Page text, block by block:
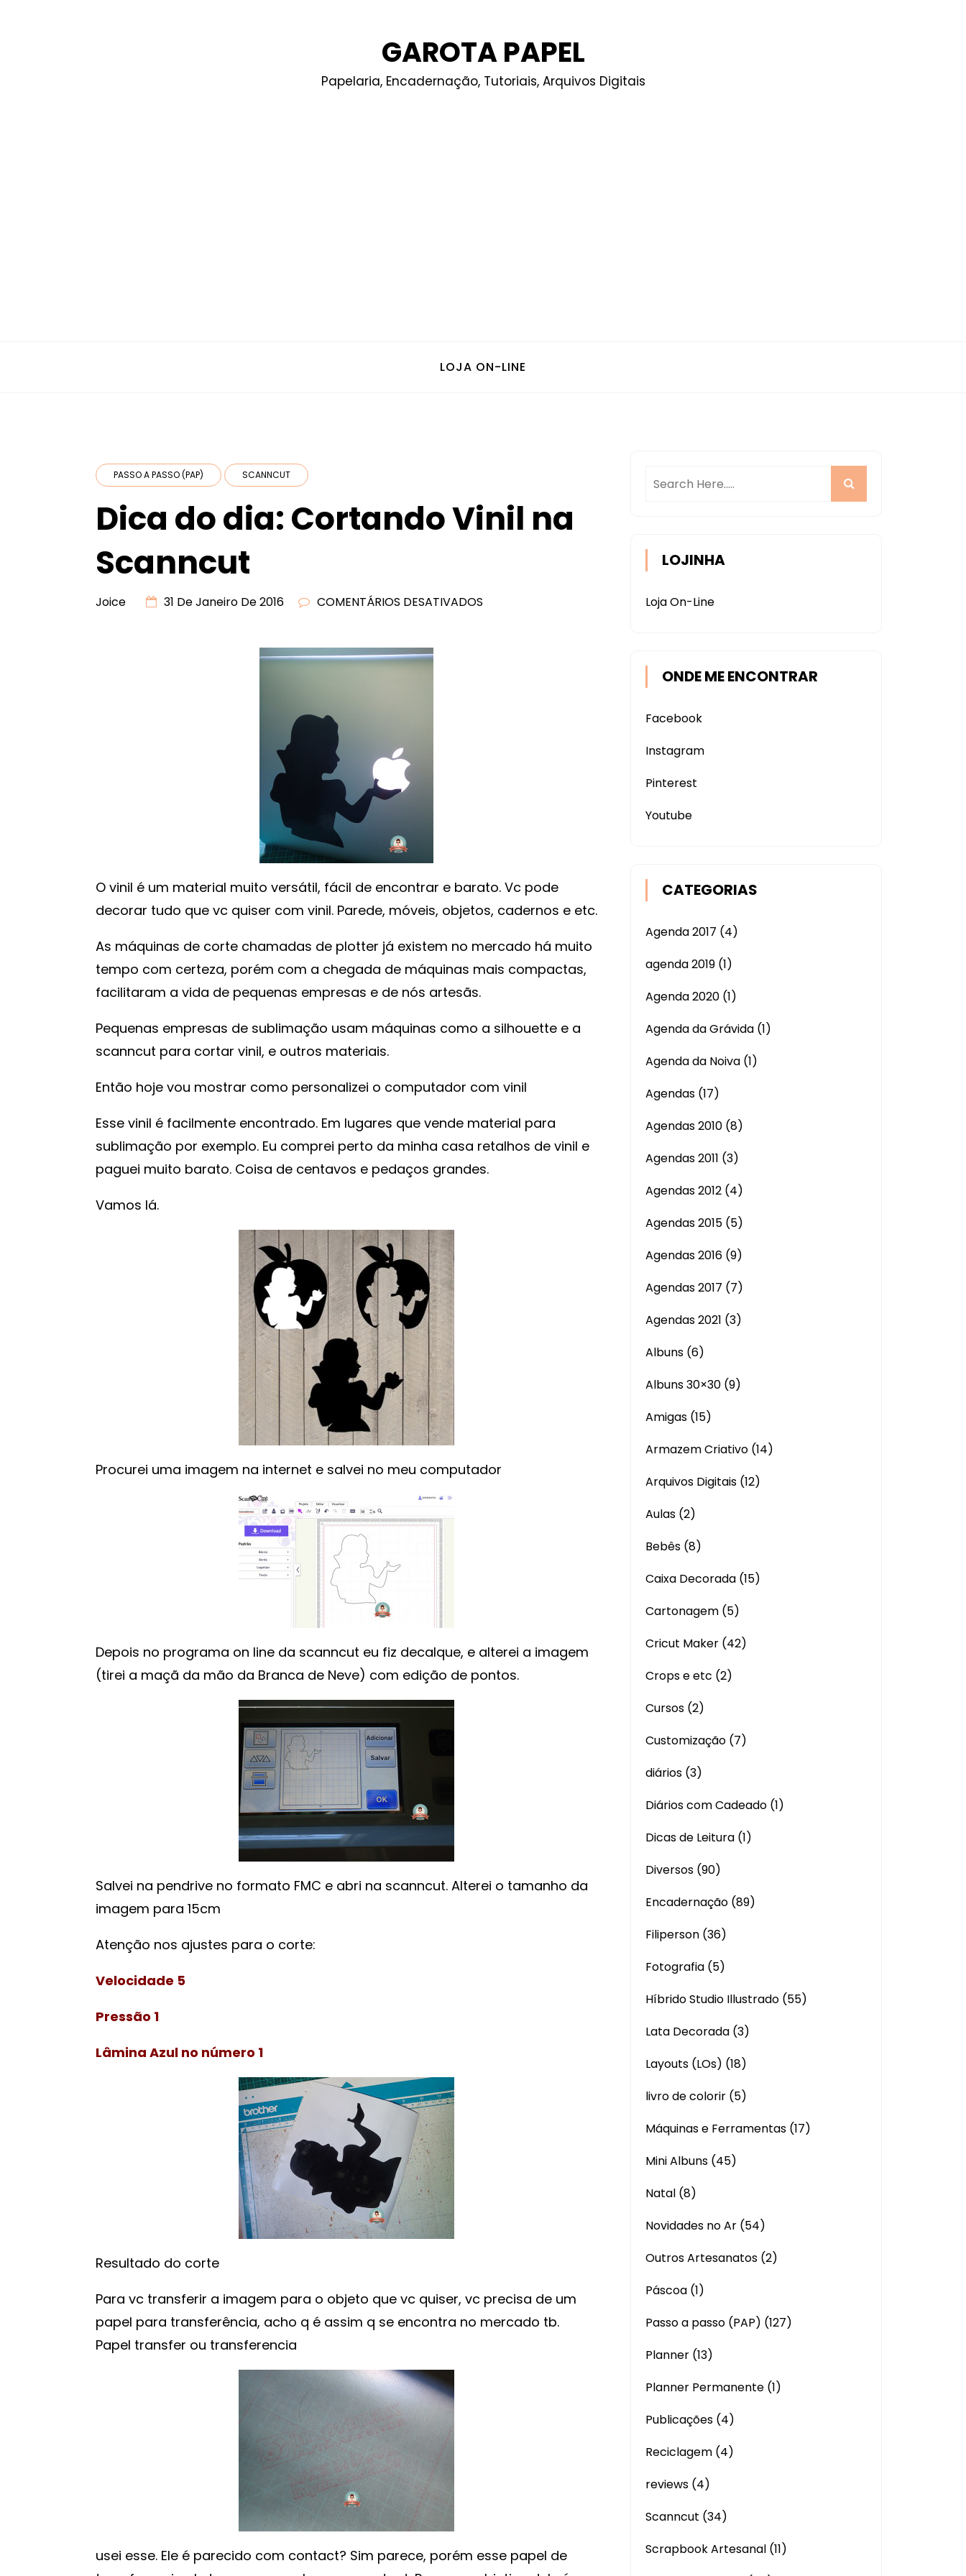
GAROTA PAPEL
Papelaria, Encadernação, Tutoriais, Arquivos Digitais
LOJA ON-LINE
PASSO A PASSO (PAP) SCANNCUT
Dica do dia: Cortando Vinil na
Scanncut
Joice 31 De Janeiro De 2016 COMENTÁRIOS DESATIVADOS
O vinil é um material muito versátil, fácil de encontrar e barato. Vc pode
decorar tudo que vc quiser com vinil. Parede, móveis, objetos, cadernos e etc.
As máquinas de corte chamadas de plotter já existem no mercado há muito
tempo com certeza, porém com a chegada de máquinas mais compactas,
facilitaram a vida de pequenas empresas e de nós artesãs.
Pequenas empresas de sublimação usam máquinas como a silhouette e a
scanncut para cortar vinil, e outros materiais.
Então hoje vou mostrar como personalizei o computador com vinil
Esse vinil é facilmente encontrado. Em lugares que vende material para
sublimação por exemplo. Eu comprei perto da minha casa retalhos de vinil e
paguei muito barato. Coisa de centavos e pedaços grandes.
Vamos lá.
Procurei uma imagem na internet e salvei no meu computador
Depois no programa on line da scanncut eu fiz decalque, e alterei a imagem
(tirei a maçã da mão da Branca de Neve) com edição de pontos.
Salvei na pendrive no formato FMC e abri na scanncut. Alterei o tamanho da
imagem para 15cm
Atenção nos ajustes para o corte:
Velocidade 5
Pressão 1
Lâmina Azul no número 1
Resultado do corte
Para vc transferir a imagem para o objeto que vc quiser, vc precisa de um
papel para transferência, acho q é assim q se encontra no mercado tb.
Papel transfer ou transferencia
usei esse. Ele é parecido com contact? Sim parece, porém esse papel de
LOJINHA
Loja On-Line
ONDE ME ENCONTRAR
Facebook
Instagram
Pinterest
Youtube
CATEGORIAS
Agenda 2017 (4)
agenda 2019 (1)
Agenda 2020 (1)
Agenda da Grávida (1)
Agenda da Noiva (1)
Agendas (17)
Agendas 2010 (8)
Agendas 2011 (3)
Agendas 2012 (4)
Agendas 2015 (5)
Agendas 2016 (9)
Agendas 2017 (7)
Agendas 2021 (3)
Albuns (6)
Albuns 30×30 (9)
Amigas (15)
Armazem Criativo (14)
Arquivos Digitais (12)
Aulas (2)
Bebês (8)
Caixa Decorada (15)
Cartonagem (5)
Cricut Maker (42)
Crops e etc (2)
Cursos (2)
Customização (7)
diários (3)
Diários com Cadeado (1)
Dicas de Leitura (1)
Diversos (90)
Encadernação (89)
Filiperson (36)
Fotografia (5)
Híbrido Studio Illustrado (55)
Lata Decorada (3)
Layouts (LOs) (18)
livro de colorir (5)
Máquinas e Ferramentas (17)
Mini Albuns (45)
Natal (8)
Novidades no Ar (54)
Outros Artesanatos (2)
Páscoa (1)
Passo a passo (PAP) (127)
Planner (13)
Planner Permanente (1)
Publicações (4)
Reciclagem (4)
reviews (4)
Scanncut (34)
Scrapbook Artesanal (11)